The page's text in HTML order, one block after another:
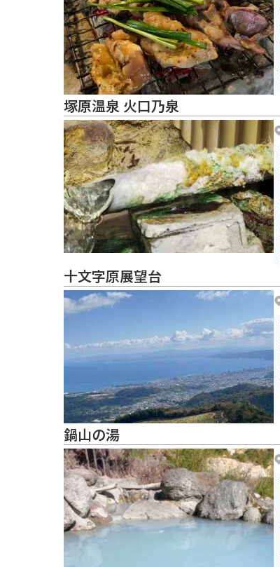
塚原温泉 火口乃泉
十文字原展望台
鍋山の湯